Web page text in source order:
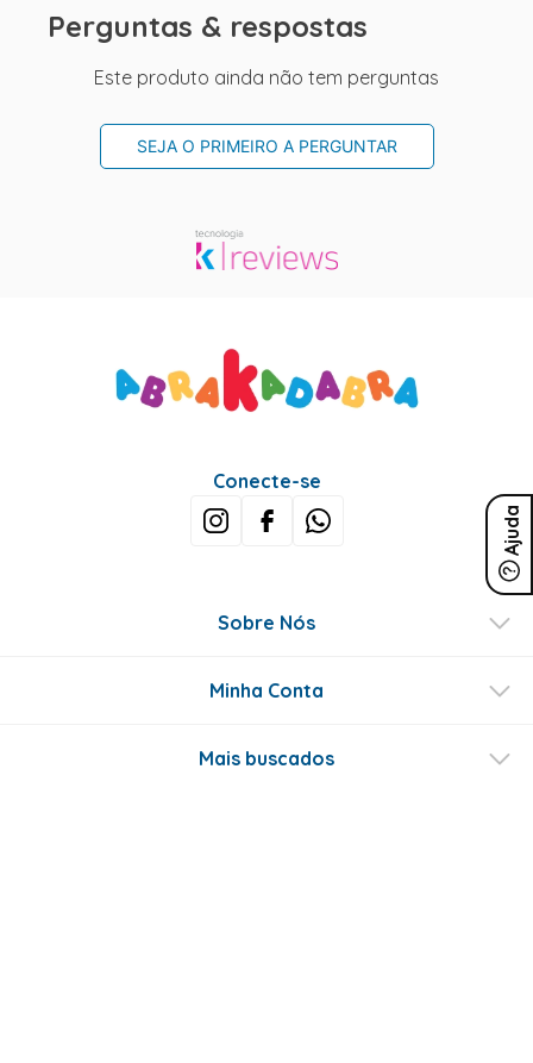
Perguntas & respostas
Este produto ainda não tem perguntas
SEJA O PRIMEIRO A PERGUNTAR
Ajuda
Conecte-se
Sobre Nós
Minha Conta
Mais buscados